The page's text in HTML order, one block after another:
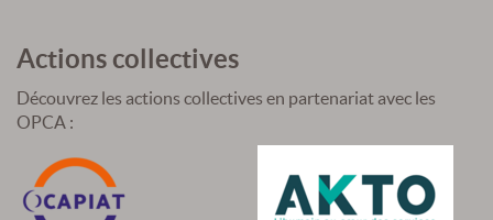
Actions collectives
Découvrez les actions collectives en partenariat avec les
OPCA :